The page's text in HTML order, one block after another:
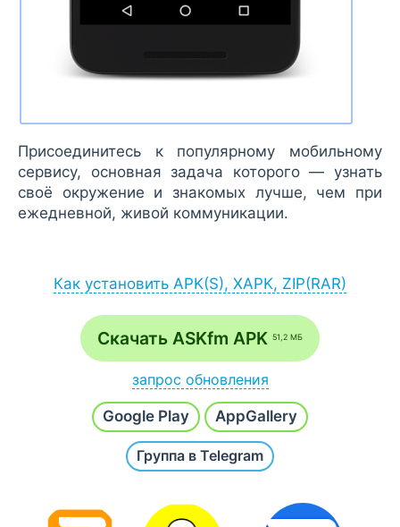
Присоединитесь к популярному мобильному
сервису, основная задача которого — узнать
своё окружение и знакомых лучше, чем при
ежедневной, живой коммуникации.
Как установить APK(S), XAPK, ZIP(RAR)
после загрузки APK-файла запустите его
через браузер (Меню - Загрузки) или
если на экране появится сообщение
разрешить установку из неизвестных
источников, согласитесь;
после инсталляции откройте приложение /
списка всех программ.
Скачать ASKfm APK 51,2 МБ
запрос обновления
НапишитеХочу новую версиюи наш робот в
течение часа проверит и добавит последнюю
сборку.
Google Play AppGallery
Группа в Telegram